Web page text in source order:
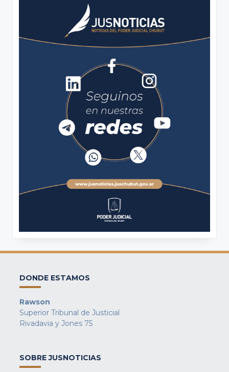
DONDE ESTAMOS
Rawson
Superior Tribunal de Justicial
Rivadavia y Jones 75
SOBRE JUSNOTICIAS